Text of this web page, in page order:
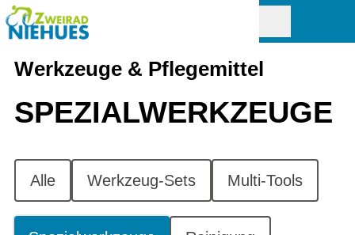
Werkzeuge & Pflegemittel
SPEZIAL­WERKZEUGE
Alle Werkzeug-Sets Multi-Tools